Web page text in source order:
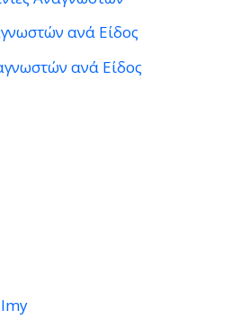
ανά Είδος
ανά Είδος